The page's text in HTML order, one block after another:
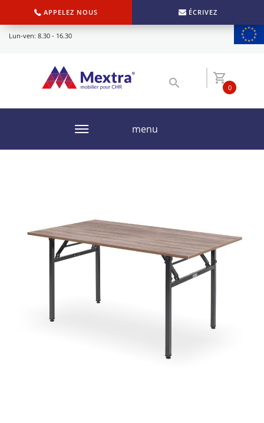
APPELEZ NOUS ÉCRIVEZ
Lun-ven: 8.30 - 16.30
0
menu